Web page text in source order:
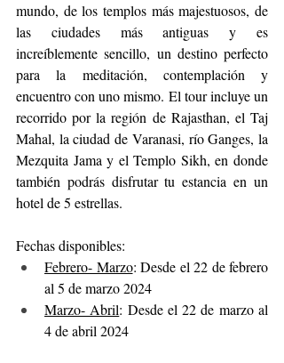
mundo, de los templos más majestuosos, de
las ciudades más antiguas y es
increíblemente sencillo, un destino perfecto
para la meditación, contemplación y
encuentro con uno mismo. El tour incluye un
recorrido por la región de Rajasthan, el Taj
Mahal, la ciudad de Varanasi, río Ganges, la
Mezquita Jama y el Templo Sikh, en donde
también podrás disfrutar tu estancia en un
hotel de 5 estrellas.
Fechas disponibles:
Febrero- Marzo: Desde el 22 de febrero
al 5 de marzo 2024
Marzo- Abril: Desde el 22 de marzo al
4 de abril 2024